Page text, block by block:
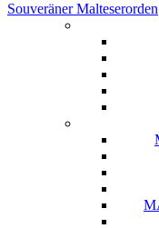
Souveräner Malteserorden